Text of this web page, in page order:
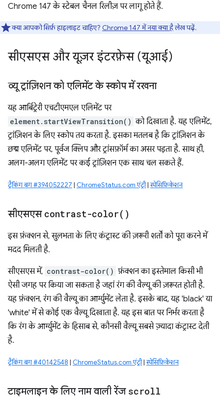
Chrome 147 के स्टेबल चैनल रिलीज़ पर लागू होते हैं.
क्या आपको सिर्फ़ हाइलाइट चाहिए? Chrome 147 में नया क्या हैलेख पढ़ें.
सीएसएस और यूज़र इंटरफ़ेस (यूआई)
व्यू ट्रांज़िशन को एलिमेंट के स्कोप में रखना
यह आर्बिट्रेरी एचटीएमएल एलिमेंट पर
element.startViewTransition() को दिखाता है. यह एलिमेंट,
ट्रांज़िशन के लिए स्कोप तय करता है. इसका मतलब है कि ट्रांज़िशन के
छद्म एलिमेंट पर, पूर्वज क्लिप और ट्रांसफ़ॉर्म का असर पड़ता है. साथ ही,
अलग-अलग एलिमेंट पर कई ट्रांज़िशन एक साथ चल सकते हैं.
ट्रैकिंग बग #394052227 | ChromeStatus.com एंट्री|स्पेसिफ़िकेशन
सीएसएस contrast-color( )
इस फ़ंक्शन से, सुलभता के लिए कंट्रास्ट की ज़रूरी शर्तों को पूरा करने में
मदद मिलती है.
सीएसएस में, contrast-color() फ़ंक्शन का इस्तेमाल किसी भी
ऐसी जगह पर किया जा सकता है जहां रंग की वैल्यू की ज़रूरत होती है.
यह फ़ंक्शन, रंग की वैल्यू का आर्ग्युमेंट लेता है. इसके बाद, यह 'black' या
'white' में से कोई एक वैल्यू दिखाता है. यह इस बात पर निर्भर करता है
कि रंग के आर्ग्युमेंट के हिसाब से, कौनसी वैल्यू सबसे ज़्यादा कंट्रास्ट देती
है.
ट्रैकिंग बग #40142548 | ChromeStatus.com एंट्री|स्पेसिफ़िकेशन
टाइमलाइन के लिए नाम वाली रेंज scroll